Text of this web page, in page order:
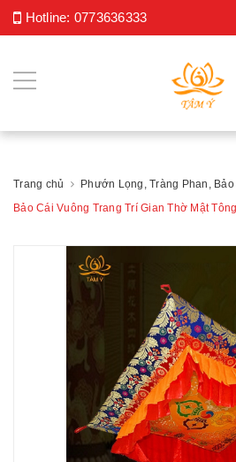
Hotline: 0773636333
Trang chủ Phướn Lọng, Tràng Phan, Bảo
Bảo Cái Vuông Trang Trí Gian Thờ Mật